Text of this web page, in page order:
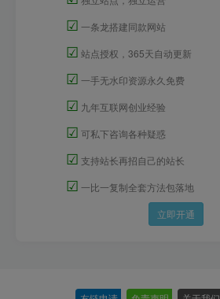
☑ 一条龙搭建同款网站
☑ 站点授权，365天自动更新
☑ 一手无水印资源永久免费
☑ 九年互联网创业经验
☑ 可私下咨询各种疑惑
☑ 支持站长再招自己的站长
☑ 一比一复制全套方法包落地
立即开通